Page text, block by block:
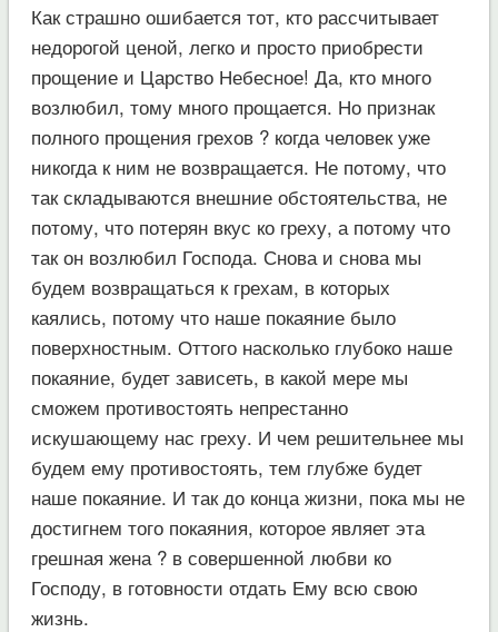
Как страшно ошибается тот, кто рассчитывает
недорогой ценой, легко и просто приобрести
прощение и Царство Небесное! Да, кто много
возлюбил, тому много прощается. Но признак
полного прощения грехов ? когда человек уже
никогда к ним не возвращается. Не потому, что
так складываются внешние обстоятельства, не
потому, что потерян вкус ко греху, а потому что
так он возлюбил Господа. Снова и снова мы
будем возвращаться к грехам, в которых
каялись, потому что наше покаяние было
поверхностным. Оттого насколько глубоко наше
покаяние, будет зависеть, в какой мере мы
сможем противостоять непрестанно
искушающему нас греху. И чем решительнее мы
будем ему противостоять, тем глубже будет
наше покаяние. И так до конца жизни, пока мы не
достигнем того покаяния, которое являет эта
грешная жена ? в совершенной любви ко
Господу, в готовности отдать Ему всю свою
жизнь.